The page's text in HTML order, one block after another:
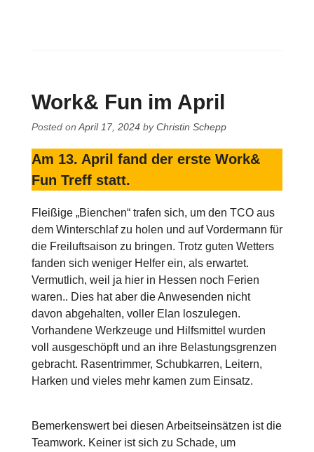
Work& Fun im April
Posted on April 17, 2024byChristin Schepp
Am 13. April fand der erste Work&
Fun Treff statt.
Fleißige „Bienchen“ trafen sich, um den TCO aus
dem Winterschlaf zu holen und auf Vordermann für
die Freiluftsaison zu bringen. Trotz guten Wetters
fanden sich weniger Helfer ein, als erwartet.
Vermutlich, weil ja hier in Hessen noch Ferien
waren.. Dies hat aber die Anwesenden nicht
davon abgehalten, voller Elan loszulegen.
Vorhandene Werkzeuge und Hilfsmittel wurden
voll ausgeschöpft und an ihre Belastungsgrenzen
gebracht. Rasentrimmer, Schubkarren, Leitern,
Harken und vieles mehr kamen zum Einsatz.
Bemerkenswert bei diesen Arbeitseinsätzen ist die
Teamwork. Keiner ist sich zu Schade, um